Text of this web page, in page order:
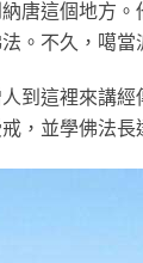
唐這個地方
。不久，噶
到這裡來講
，並學佛法